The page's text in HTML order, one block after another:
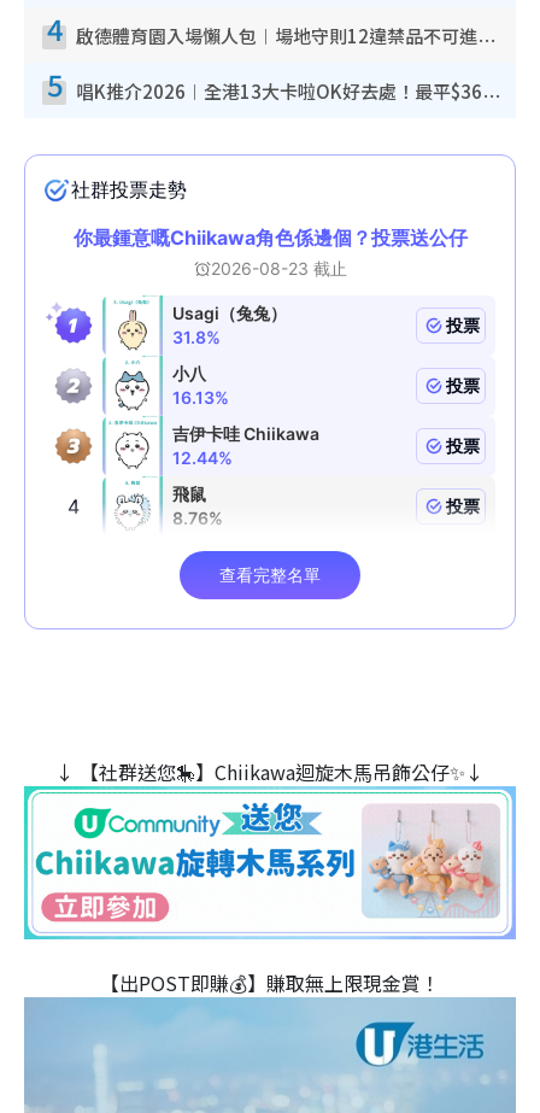
4 啟德體育園入場懶人包︱場地守則12違禁品不可進場准帶細水樽但全場禁樽蓋！應援牌有限制！
5 唱K推介2026︱全港13大卡啦OK好去處！最平$36起 日文K都有！(附地址+收費詳情)
↓ 【社群送您🎠】Chiikawa迴旋木⾺吊飾公仔✨↓
【出POST即賺💰】賺取無上限現金賞！